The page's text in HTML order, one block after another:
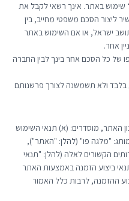
באתר. אינך רשאי לקבל את
ליצור הסכם משפטי מחייב, בין
ישראל, או אם השימוש באתר
אחר.
של כל הסכם אחר בינך לבין החברה
בלבד ולא תשמשנה לצורך פרשנותם
האתר, מוסדרים: (א) תנאי השימוש
"מלגה פו" (להלן: "האתר"),
הקשורים לאלה (להלן: "תנאי
ביצוע הזמנה באמצעות האתר
ההזמנה, לרבות כלל האמור